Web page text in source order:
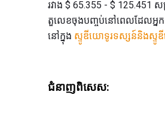
រវាង $ 65.355 - $
តួលេខចុងបញ្ចប់នៅពេលដែលអ្នក
នៅក្នុង ស្ទូឌីយោទូរទស្សន៍និងស្ទូ
ជំនាញ​ពិសេស: